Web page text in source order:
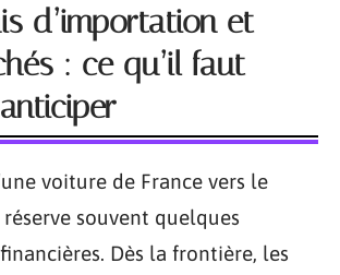
d’importation et
: ce qu’il faut
voiture de France vers le
souvent quelques
Dès la frontière, les